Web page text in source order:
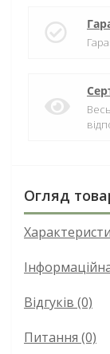
Огляд
Відгуків (0)
Питання (0)